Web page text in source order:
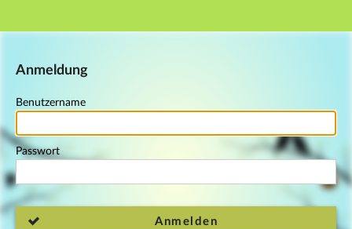
Hauptnavigation
Anmeldung
Benutzername
Passwort
Anmelden